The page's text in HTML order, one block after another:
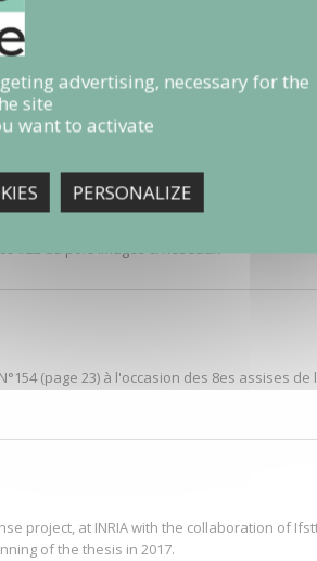
dans le numéro du 29-30 décembre
sonore.
#22 du pôle Images & Réseaux
(page 23) à l'occasion des 8es assises
project, at INRIA with the collaboration of
of the thesis in 2017.
advertising, necessary for the
site
want to activate
PERSONALIZE